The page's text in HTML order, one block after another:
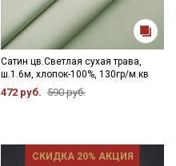
Сатин цв.Светлая сухая трава,
ш.1.6м, хлопок-100%, 130гр/м.кв
472 руб. 590 руб.
СКИДКА 20% АКЦИЯ